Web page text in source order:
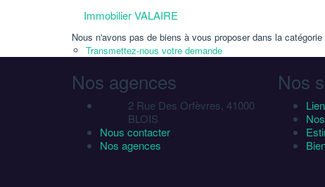
Immobilier VALAIRE
Nous n'avons pas de biens à vous proposer dans la
Transmettez-nous votre demande
Nos agences
2 Rue Des Orfèvres, 41000
BLOIS
Nous contacter
Nos agences
Nos